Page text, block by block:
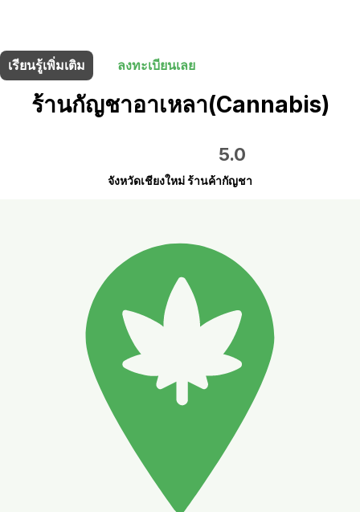
เรียนรู้เพิ่มเติม
ลงทะเบียนเลย
ร้านกัญชาอาเหลา(Cannabis)
5.0
จังหวัดเชียงใหม่ ร้านค้ากัญชา